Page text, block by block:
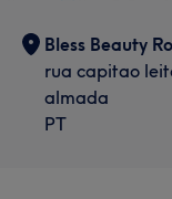
Bless Beauty
rua capitao
almada
PT